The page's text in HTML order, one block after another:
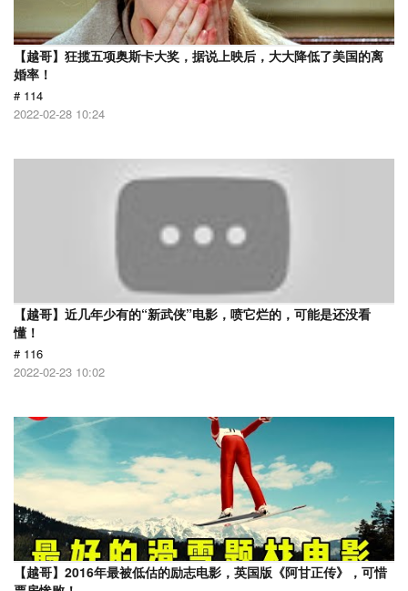
【越哥】狂揽五项奥斯卡大奖，据说上映后，大大降低了美国的离
婚率！
# 114
2022-02-28 10:24
【越哥】近几年少有的“新武侠”电影，喷它烂的，可能是还没看
懂！
# 116
2022-02-23 10:02
【越哥】2016年最被低估的励志电影，英国版《阿甘正传》，可惜